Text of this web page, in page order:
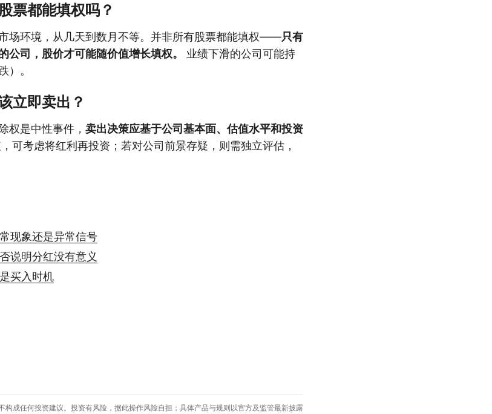
票都能填权吗？
场环境，从几天到数月不等。并非所有股票都能填权——只有
公司，股价才可能随价值增长填权。
业绩下滑的公司可能持
）。
立即卖出？
权是中性事件， 卖出决策应基于公司基本面、估值水平和投资
可考虑将红利再投资；若对公司前景存疑，则需独立评估，
现象还是异常信号
说明分红没有意义
买入时机
构成任何投资建议。投资有风险，据此操作风险自担；具体产品与规则以官方及监管最新披露